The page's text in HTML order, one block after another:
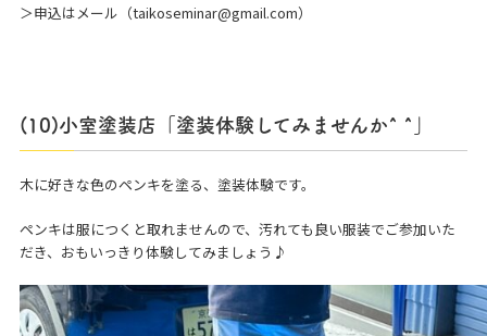
＞申込はメール（taikoseminar@gmail.com）
(10)小室塗装店「塗装体験してみませんか^ ^」
木に好きな色のペンキを塗る、塗装体験です。
ペンキは服につくと取れませんので、汚れても良い服装でご参加いた
だき、おもいっきり体験してみましょう♪